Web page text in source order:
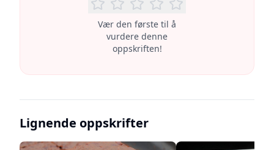
Vær den første til å
vurdere denne
oppskriften!
Lignende oppskrifter